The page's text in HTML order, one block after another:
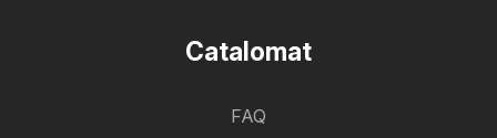
Catalomat
FAQ